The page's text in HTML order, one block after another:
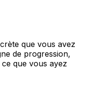
que vous avez
de progression,
que vous ayez